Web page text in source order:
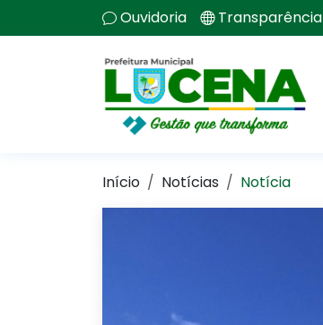
Ouvidoria Transparência
Início Notícias Notícia